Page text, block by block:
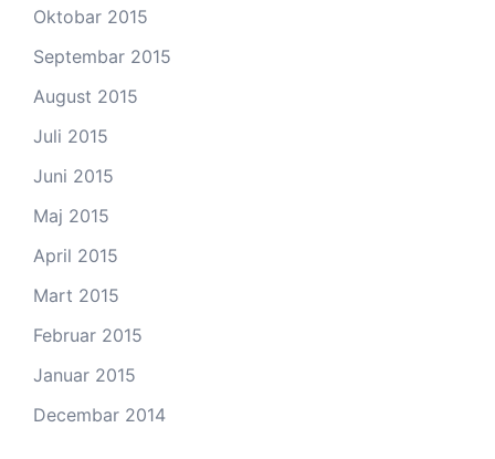
Oktobar 2015
Septembar 2015
August 2015
Juli 2015
Juni 2015
Maj 2015
April 2015
Mart 2015
Februar 2015
Januar 2015
Decembar 2014